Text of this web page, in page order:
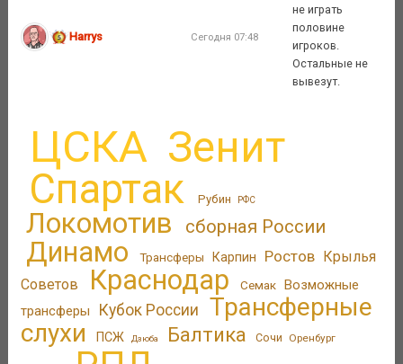
Harrys Сегодня 07:48
не играть
половине
игроков.
Остальные не
вывезут.
ЦСКА Зенит
Спартак Рубин РФС
Локомотив сборная России
Динамо Трансферы Карпин Ростов Крылья
Советов
Краснодар Семак Возможные
трансферы
Кубок России
Трансферные
слухи
ПСЖ Дзюба Балтика Сочи Оренбург